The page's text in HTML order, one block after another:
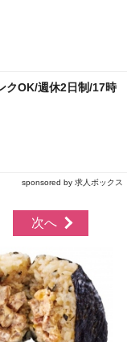
クOK/週休2日制/17時
sponsored by 求人ボックス
次へ